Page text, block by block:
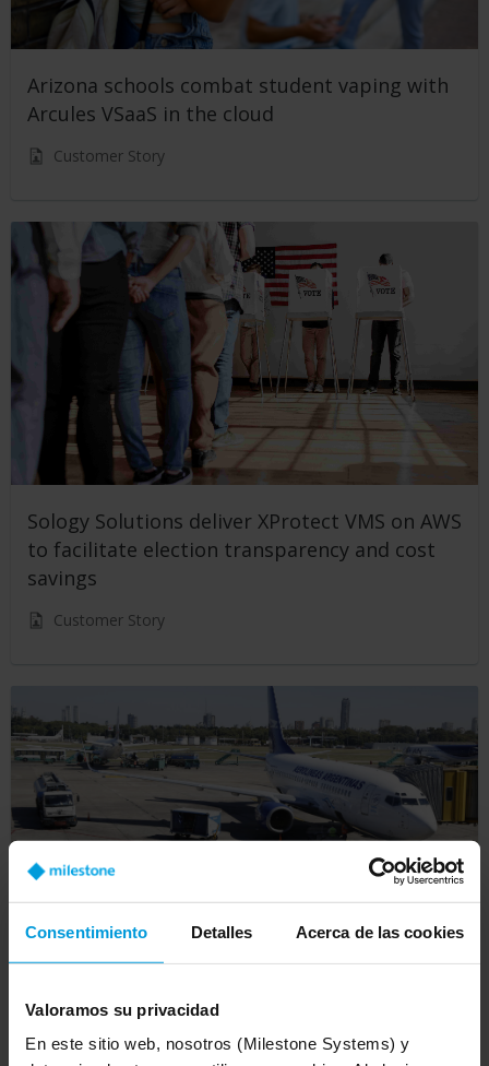
Consentimiento Detalles Acerca de las cookies
Valoramos su privacidad
En este sitio web, nosotros (Milestone Systems) y
Arizona schools combat student vaping with
Arcules VSaaS in the cloud
Customer Story
Sology Solutions deliver XProtect VMS on AWS
to facilitate election transparency and cost
savings
Customer Story
airport security with open platform video
and cloud technology